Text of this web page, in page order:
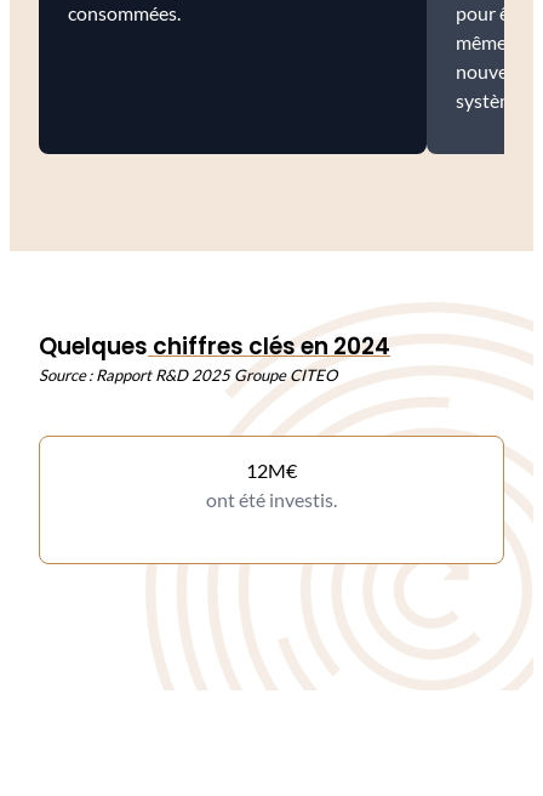
consommées.
pour être
même
nouvelles
système
Quelques chiffres clés en 2024
Source : Rapport R&D 2025 Groupe CITEO
12M€
ont été investis.